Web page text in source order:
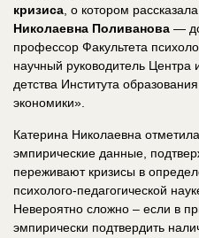
кризиса, о котором рассказала
Николаевна Поливанова —
профессор Факультета
научный руководитель Центра
детства Института
экономики».
Катерина Николаевна
эмпирические данные,
переживают кризисы в
психолого-педагогической
Невероятно сложно – если в
эмпирически подтвердить